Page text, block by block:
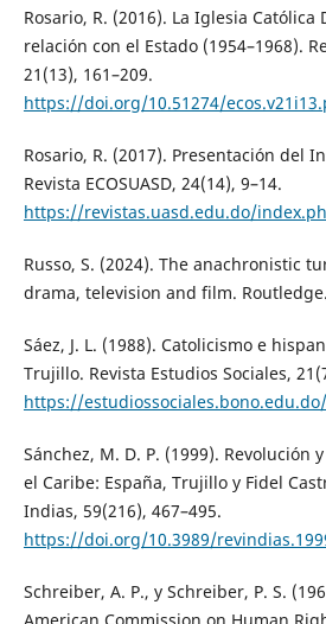
Rosario, R. (2016). La Iglesia Católica
relación con el Estado (1954–1968).
21(13), 161–209.
https://doi.org/10.51274/
Rosario, R. (2017). Presentación del
Revista ECOSUASD, 24(14), 9–14.
https://revistas.uasd.edu.do/
Russo, S. (2024). The anachronistic
drama, television and film. Routledge.
Sáez, J. L. (1988). Catolicismo e
Trujillo. Revista Estudios Sociales,
https://
Sánchez, M. D. P. (1999). Revolución
el Caribe: España, Trujillo y Fidel
Indias, 59(216), 467–495.
https://doi.org/10.3989/
Schreiber, A. P., y Schreiber, P. S.